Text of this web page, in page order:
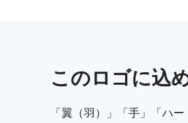
このロゴに込
「翼（羽）」「手」「ハ